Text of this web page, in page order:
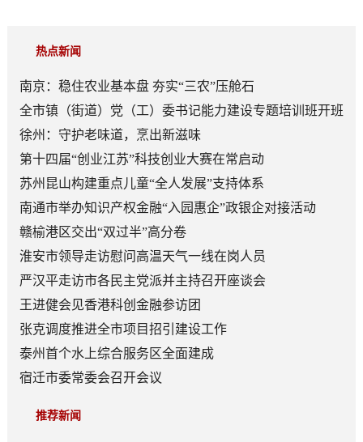
热点新闻
南京：稳住农业基本盘 夯实“三农”压舱石
全市镇（街道）党（工）委书记能力建设专题培训班开班
徐州：守护老味道，烹出新滋味
第十四届“创业江苏”科技创业大赛在常启动
苏州昆山构建重点儿童“全人发展”支持体系
南通市举办知识产权金融“入园惠企”政银企对接活动
赣榆港区交出“双过半”高分卷
淮安市领导走访慰问高温天气一线在岗人员
严汉平走访市各民主党派并主持召开座谈会
王进健会见香港科创金融参访团
张克调度推进全市项目招引建设工作
泰州首个水上综合服务区全面建成
宿迁市委常委会召开会议
推荐新闻